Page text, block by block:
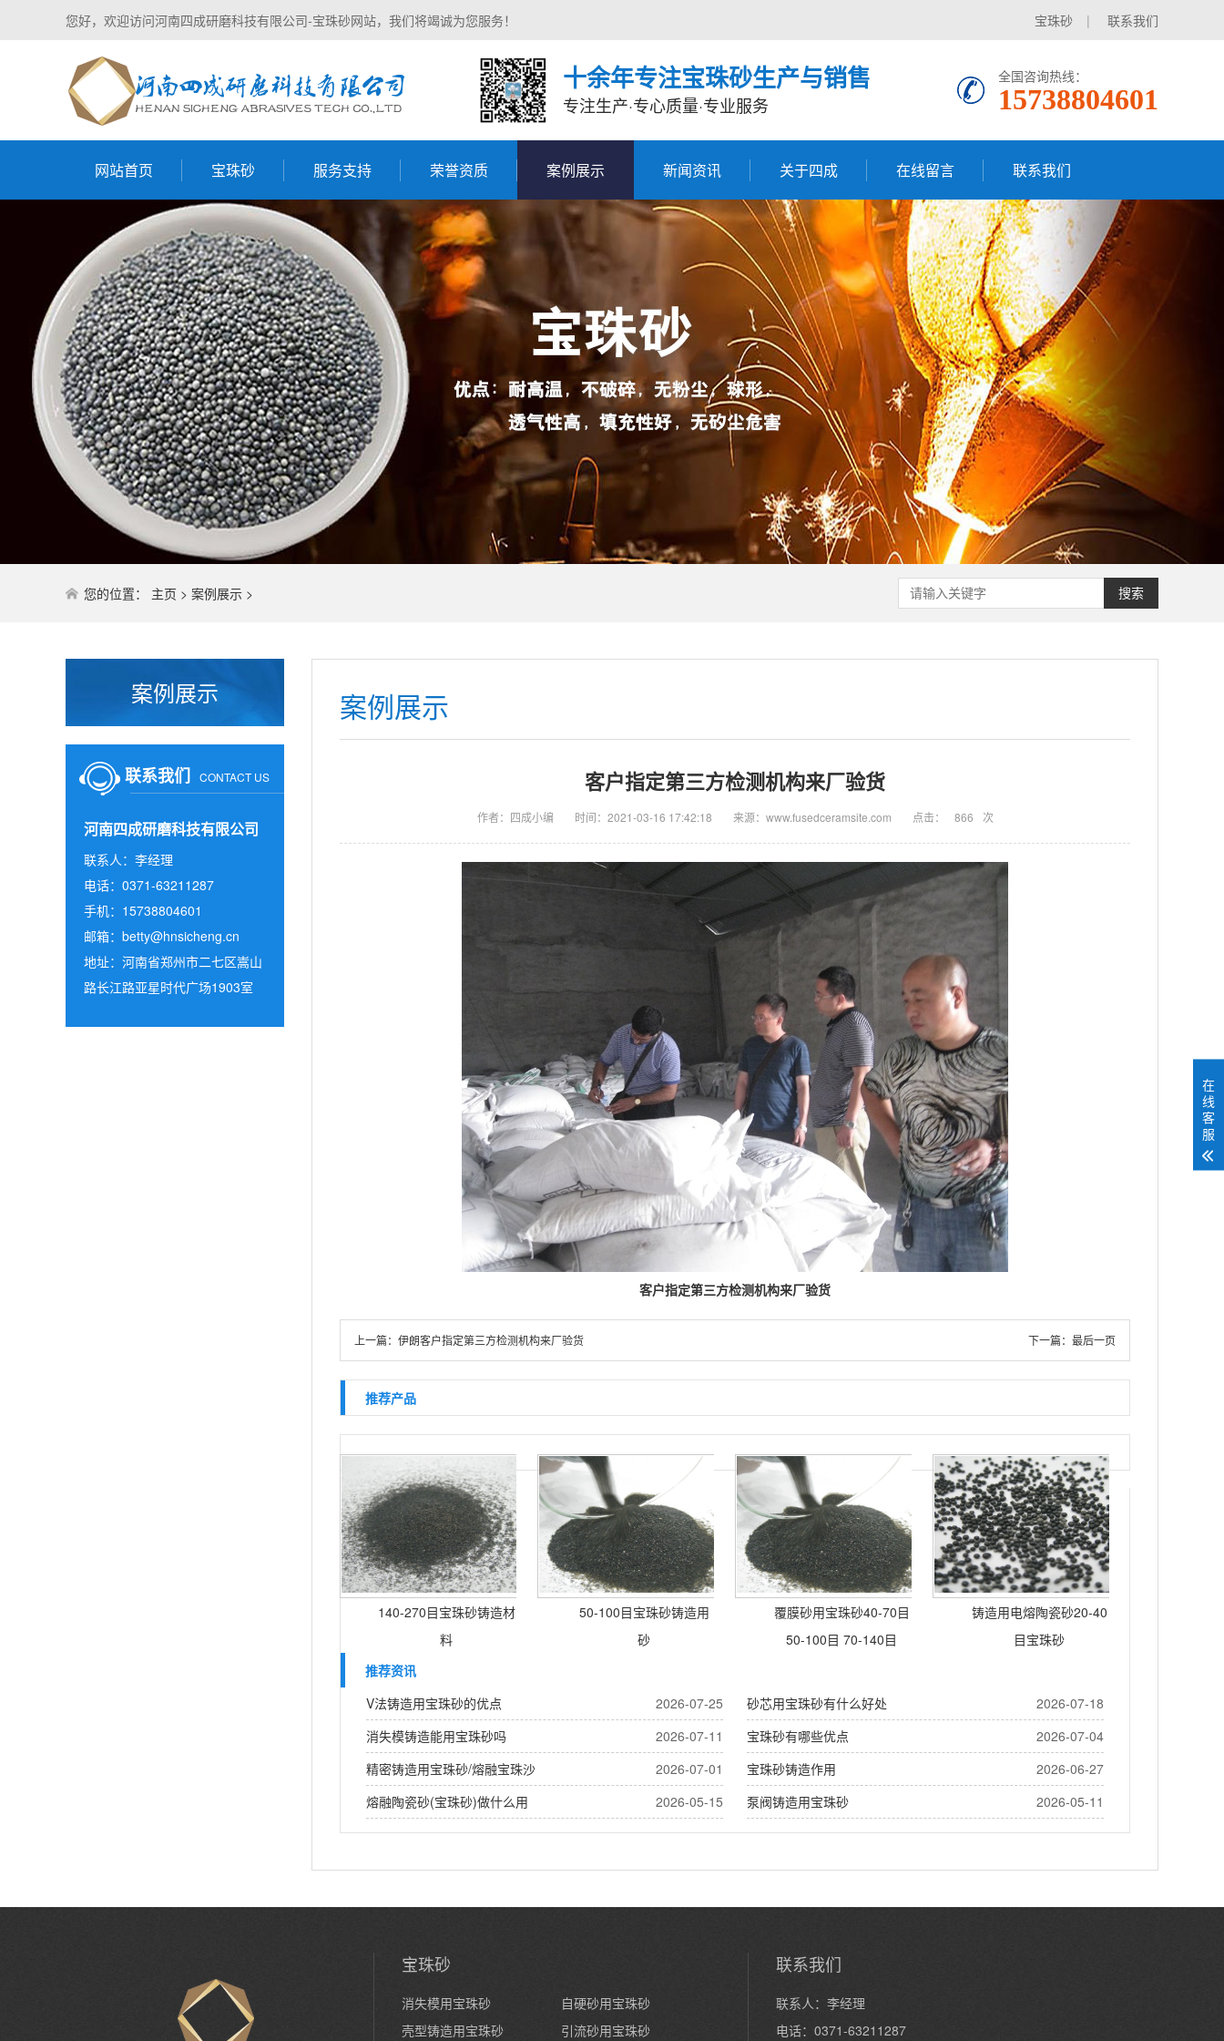
宝珠砂 | 联系我们
您好，欢迎访问河南四成研磨科技有限公司-宝珠砂网站，我们将竭诚为您服务！
十余年专注宝珠砂生产与销售
专注生产·专心质量·专业服务
全国咨询热线：
15738804601
网站首页 宝珠砂 服务支持 荣誉资质 案例展示 新闻资讯 关于四成 在线留言 联系我们
搜索
您的位置： 主页 > 案例展示 >
案例展示
联系我们 CONTACT US
河南四成研磨科技有限公司
联系人：李经理
电话：0371-63211287
手机：15738804601
邮箱： betty@hnsicheng.cn
地址：河南省郑州市二七区嵩山
路长江路亚星时代广场1903室
案例展示
客户指定第三方检测机构来厂验货
作者：四成小编 时间：2021-03-16 17:42:18 来源：www.fusedceramsite.com 点击： 866 次
客户指定第三方检测机构来厂验货
上一篇： 伊朗客户指定第三方检测机构来厂验货 下一篇： 最后一页
推荐产品
140-270目宝珠砂铸造材
料
50-100目宝珠砂铸造用
砂
覆膜砂用宝珠砂40-70目
50-100目 70-140目
铸造用电熔陶瓷砂20-40
目宝珠砂
推荐资讯
2026-07-25
V法铸造用宝珠砂的优点 2026-07-18
砂芯用宝珠砂有什么好处
2026-07-11
消失模铸造能用宝珠砂吗 2026-07-04
宝珠砂有哪些优点
2026-07-01
精密铸造用宝珠砂/熔融宝珠沙 2026-06-27
宝珠砂铸造作用
2026-05-15
熔融陶瓷砂(宝珠砂)做什么用 2026-05-11
泵阀铸造用宝珠砂
宝珠砂
消失模用宝珠砂
自硬砂用宝珠砂
壳型铸造用宝珠砂
引流砂用宝珠砂
联系我们
联系人：李经理
电话：0371-63211287
在
线
客
服